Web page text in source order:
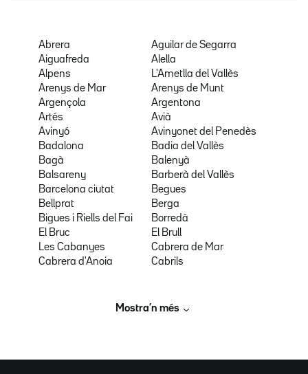
Abrera
Aguilar de Segarra
Aiguafreda
Alella
Alpens
L'Ametlla del Vallès
Arenys de Mar
Arenys de Munt
Argençola
Argentona
Artés
Avià
Avinyó
Avinyonet del Penedès
Badalona
Badia del Vallès
Bagà
Balenyà
Balsareny
Barberà del Vallès
Barcelona ciutat
Begues
Bellprat
Berga
Bigues i Riells del Fai
Borredà
El Bruc
El Brull
Les Cabanyes
Cabrera de Mar
Cabrera d'Anoia
Cabrils
Mostra’n més